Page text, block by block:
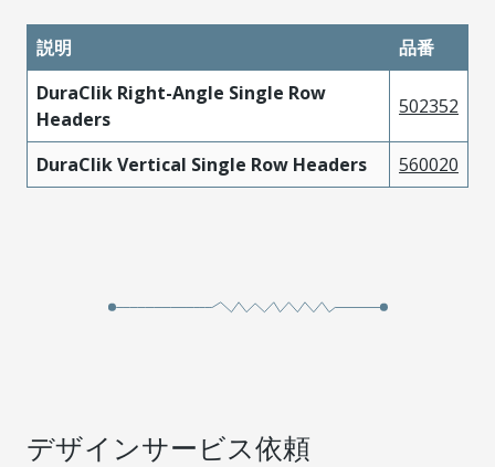
説明
品番
DuraClik Right-Angle Single Row
Headers
502352
DuraClik Vertical Single Row Headers 560020
デザインサービス依頼